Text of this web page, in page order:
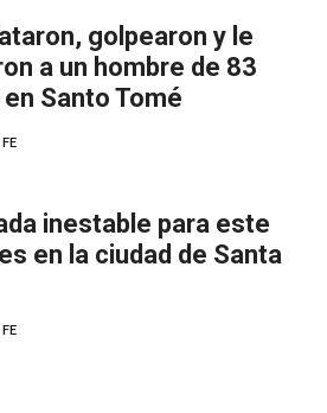
golpearon y le
a un hombre de 83
Santo Tomé
inestable para este
en la ciudad de Santa